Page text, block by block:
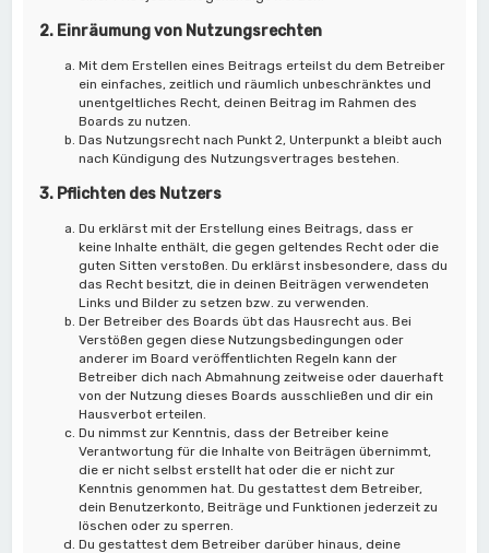
2. Einräumung von Nutzungsrechten
Mit dem Erstellen eines Beitrags erteilst du dem Betreiber
ein einfaches, zeitlich und räumlich unbeschränktes und
unentgeltliches Recht, deinen Beitrag im Rahmen des
Boards zu nutzen.
Das Nutzungsrecht nach Punkt 2, Unterpunkt a bleibt auch
nach Kündigung des Nutzungsvertrages bestehen.
3. Pflichten des Nutzers
Du erklärst mit der Erstellung eines Beitrags, dass er
keine Inhalte enthält, die gegen geltendes Recht oder die
guten Sitten verstoßen. Du erklärst insbesondere, dass du
das Recht besitzt, die in deinen Beiträgen verwendeten
Links und Bilder zu setzen bzw. zu verwenden.
Der Betreiber des Boards übt das Hausrecht aus. Bei
Verstößen gegen diese Nutzungsbedingungen oder
anderer im Board veröffentlichten Regeln kann der
Betreiber dich nach Abmahnung zeitweise oder dauerhaft
von der Nutzung dieses Boards ausschließen und dir ein
Hausverbot erteilen.
Du nimmst zur Kenntnis, dass der Betreiber keine
Verantwortung für die Inhalte von Beiträgen übernimmt,
die er nicht selbst erstellt hat oder die er nicht zur
Kenntnis genommen hat. Du gestattest dem Betreiber,
dein Benutzerkonto, Beiträge und Funktionen jederzeit zu
löschen oder zu sperren.
Du gestattest dem Betreiber darüber hinaus, deine